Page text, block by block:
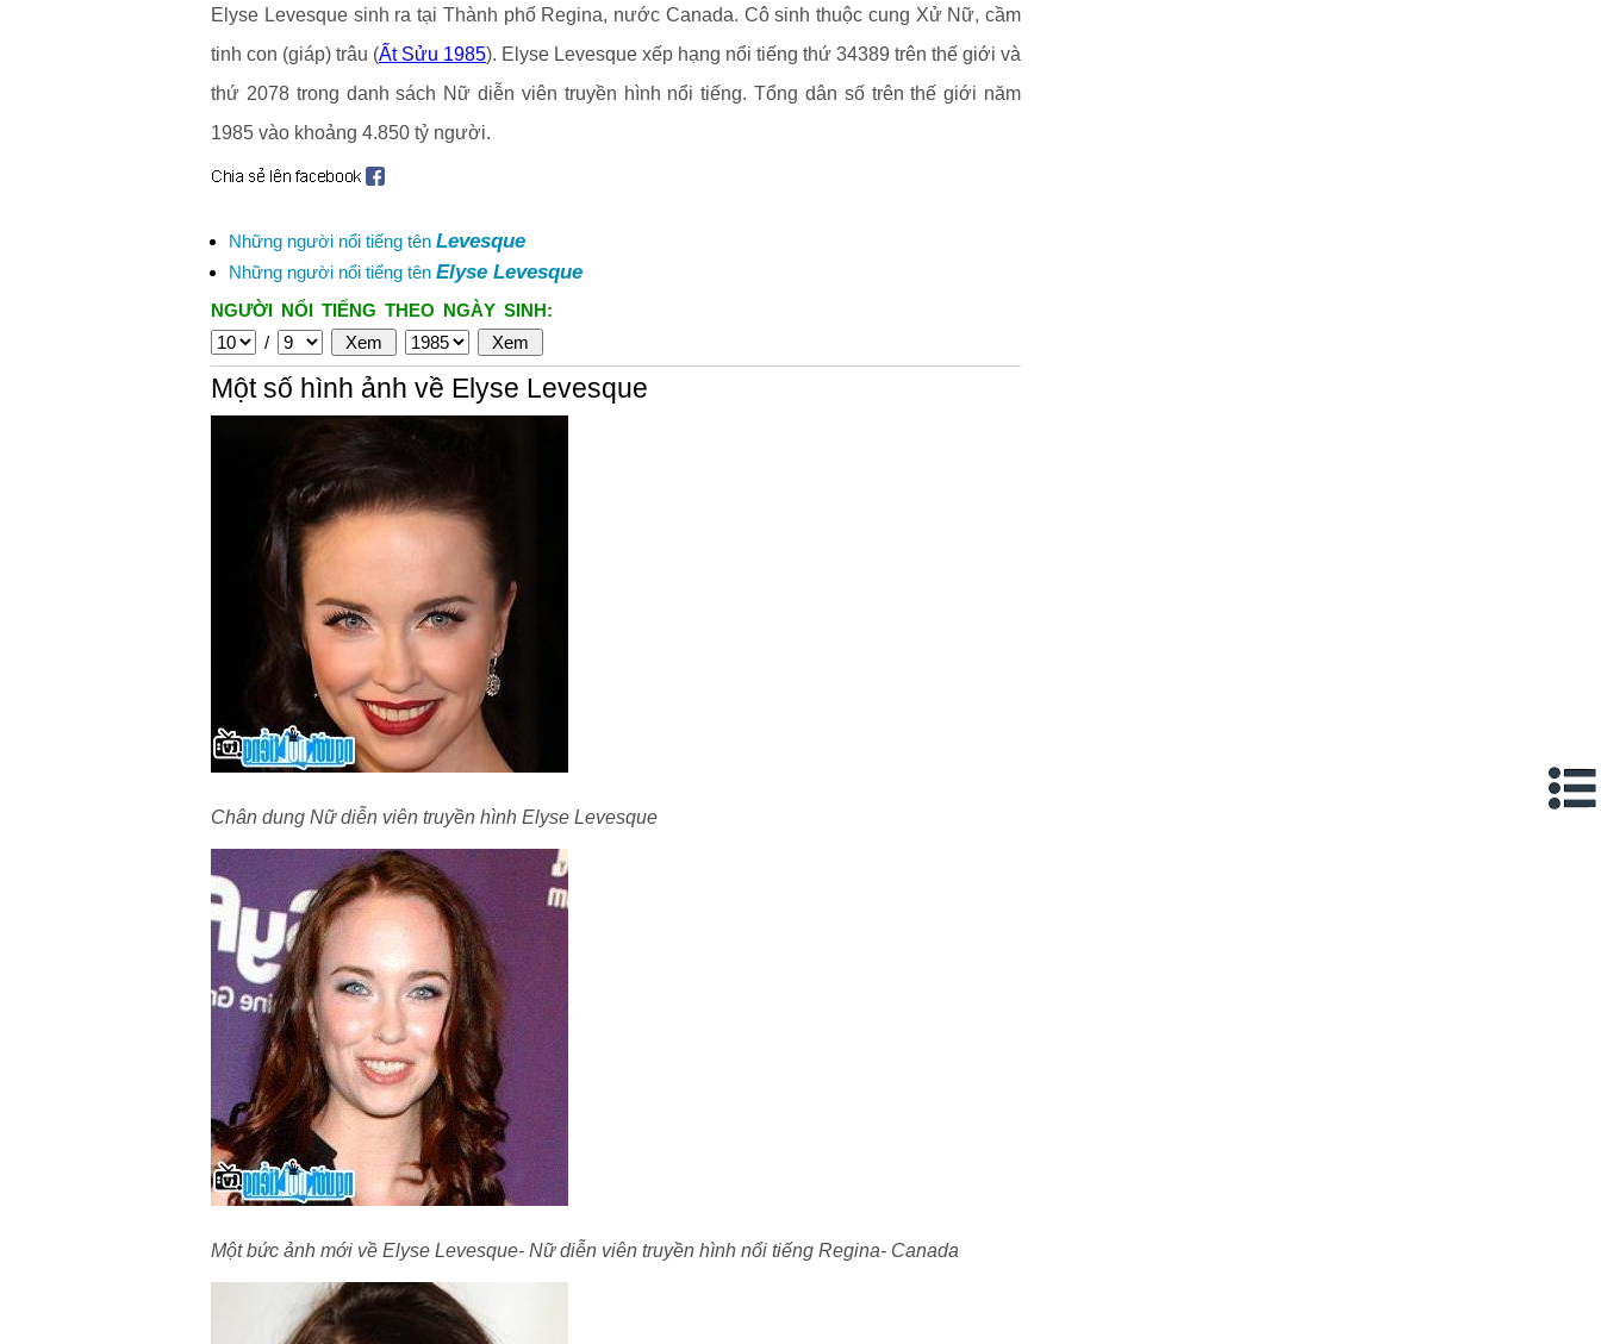
Elyse Levesque sinh ra tại Thành phố Regina, nước Canada. Cô sinh thuộc cung Xử Nữ, cầm
tinh con (giáp) trâu (Ất Sửu 1985). Elyse Levesque xếp hạng nổi tiếng thứ 34389 trên thế giới và
thứ 2078 trong danh sách Nữ diễn viên truyền hình nổi tiếng. Tổng dân số trên thế giới năm
1985 vào khoảng 4.850 tỷ người.
Những người nổi tiếng tên Levesque
Những người nổi tiếng tên Elyse Levesque
NGƯỜI NỔI TIẾNG THEO NGÀY SINH:
/
Một số hình ảnh về Elyse Levesque
Chân dung Nữ diễn viên truyền hình Elyse Levesque
Một bức ảnh mới về Elyse Levesque- Nữ diễn viên truyền hình nổi tiếng Regina- Canada